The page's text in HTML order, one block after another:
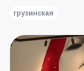
грузинская